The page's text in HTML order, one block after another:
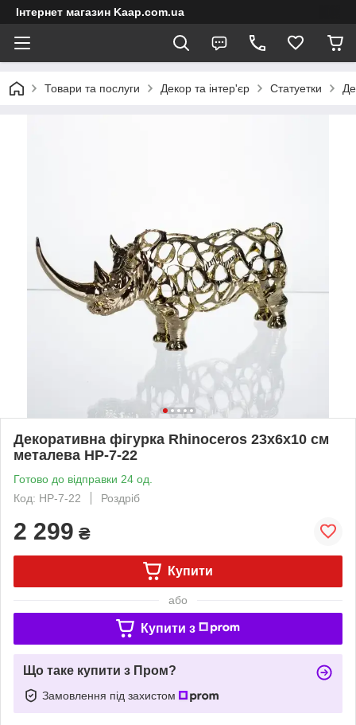
Інтернет магазин Kaap.com.ua
Товари та послуги Декор та інтер'єр Статуетки
Декоративна фігурка Rhinoceros 23х6х10 см
металева HP-7-22
Готово до відправки 24 од.
Код: HP-7-22
Роздріб
2 299 ₴
Купити
або
Купити з
Що таке купити з Пром?
Замовлення під захистом